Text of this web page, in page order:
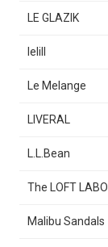
LE GLAZIK
lelill
Le Melange
LIVERAL
L.L.Bean
The LOFT LABO
Malibu Sandals